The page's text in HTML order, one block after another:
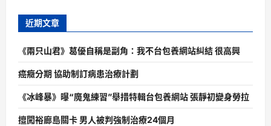
近期文章
《兩只山君》葛優自稱是副角：我不台包養網站糾結 很高興
癌癥分期 協助制訂病患治療計劃
《冰峰暴》曝“魔鬼練習”舉措特輯台包養網站 張靜初變身勞拉
擅闖裕廊島關卡 男人被判強制治療24個月